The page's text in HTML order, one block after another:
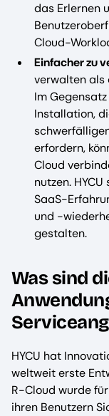
das Erlernen
Cloud-
Einfacher zu
verwalten als
Im
Installation,
erfordern,
Cloud
nutzen.
SaaS-
und -
gestalten.
Was sind
HYCU hat
weltweit erste
R-Cloud wurde
ihren Benutzern